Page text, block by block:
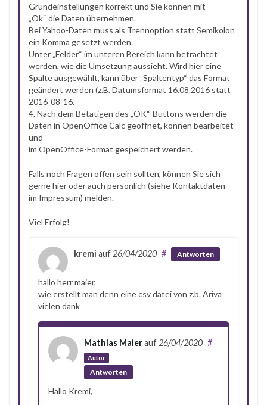
Grundeinstellungen korrekt und Sie können mit
„Ok“ die Daten übernehmen.
Bei Yahoo-Daten muss als Trennoption statt Semikolon
ein Komma gesetzt werden.
Unter „Felder“ im unteren Bereich kann betrachtet
werden, wie die Umsetzung aussieht. Wird hier eine
Spalte ausgewählt, kann über „Spaltentyp“ das Format
geändert werden (z.B. Datumsformat 16.08.2016 statt
2016-08-16.
4. Nach dem Betätigen des „OK“-Buttons werden die
Daten in OpenOffice Calc geöffnet, können bearbeitet
und
im OpenOffice-Format gespeichert werden.
Falls noch Fragen offen sein sollten, können Sie sich
gerne hier oder auch persönlich (siehe Kontaktdaten
im Impressum) melden.
Viel Erfolg!
kremi auf 26/04/2020 # Antworten
hallo herr maier,
wie erstellt man denn eine csv datei von z.b. Ariva
vielen dank
Mathias Maierauf 26/04/2020
Autor
#
Antworten
Hallo Kremi,